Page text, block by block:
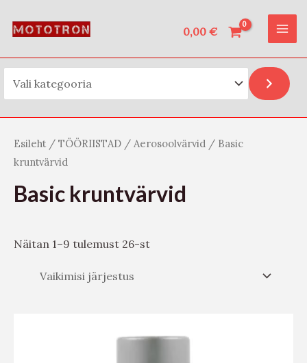
0,00 €
t
s
Esileht / TÖÖRIISTAD / Aerosoolvärvid / Basic
kruntvärvid
Basic kruntvärvid
Näitan 1–9 tulemust 26-st